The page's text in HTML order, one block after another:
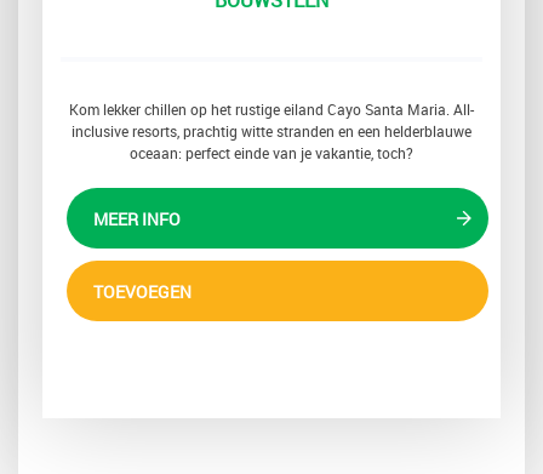
Kom lekker chillen op het rustige eiland Cayo Santa Maria. All-
inclusive resorts, prachtig witte stranden en een helderblauwe
oceaan: perfect einde van je vakantie, toch?
MEER INFO
TOEVOEGEN